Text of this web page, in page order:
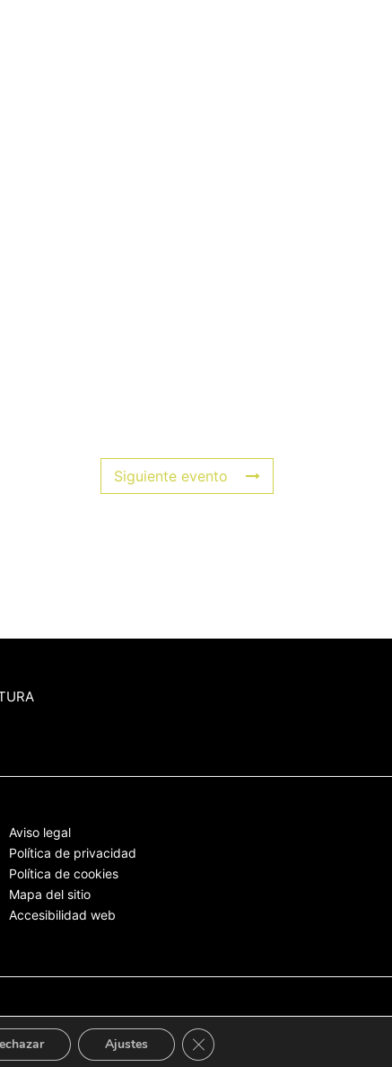
Siguiente evento
Aviso legal
Política de privacidad
Política de cookies
Mapa del sitio
Accesibilidad web
Ajustes Cerrar el banner de cookies RGPD